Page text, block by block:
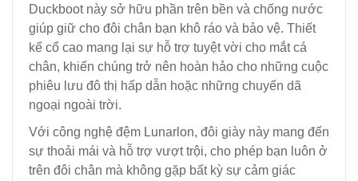
Duckboot này sở hữu phần trên bền và chống nước
giúp giữ cho đôi chân bạn khô ráo và bảo vệ. Thiết
kế cổ cao mang lại sự hỗ trợ tuyệt vời cho mắt cá
chân, khiến chúng trở nên hoàn hảo cho những cuộc
phiêu lưu đô thị hấp dẫn hoặc những chuyến dã
ngoại ngoài trời.
Với công nghệ đệm Lunarlon, đôi giày này mang đến
sự thoải mái và hỗ trợ vượt trội, cho phép bạn luôn ở
trên đôi chân mà không gặp bất kỳ sự cảm giác